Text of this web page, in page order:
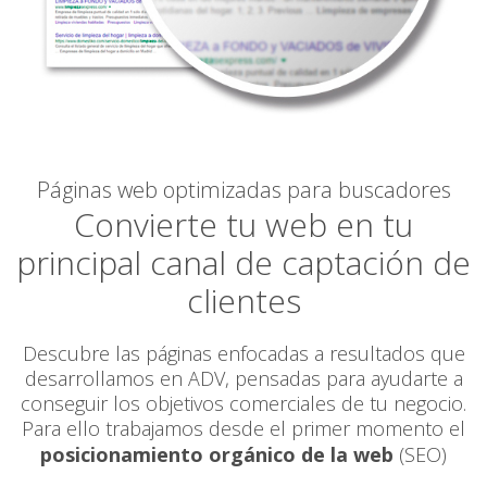
Páginas web optimizadas para buscadores
Convierte tu web en tu
principal canal de captación de
clientes
Descubre las páginas enfocadas a resultados que
desarrollamos en ADV, pensadas para ayudarte a
conseguir los objetivos comerciales de tu negocio.
Para ello trabajamos desde el primer momento el
posicionamiento orgánico de la web (SEO)